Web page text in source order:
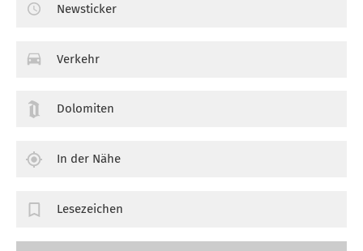
Newsticker
Verkehr
Dolomiten
In der Nähe
Lesezeichen